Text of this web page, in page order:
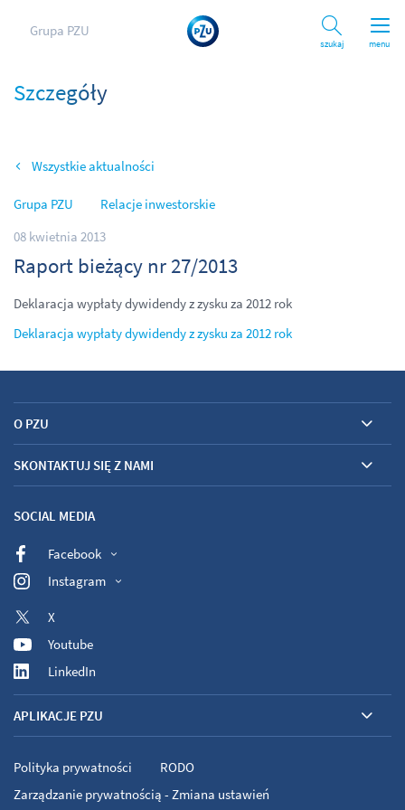
menu
Grupa PZU
Szukaj
Szczegóły
Wszystkie aktualności
Grupa PZU
Relacje inwestorskie
08 kwietnia 2013
Raport bieżący nr 27/2013
Deklaracja wypłaty dywidendy z zysku za 2012 rok
Deklaracja wypłaty dywidendy z zysku za 2012 rok
O PZU
SKONTAKTUJ SIĘ Z NAMI
SOCIAL MEDIA
Facebook
Instagram
X
Youtube
LinkedIn
APLIKACJE PZU
Polityka prywatności
RODO
Zarządzanie prywatnością - Zmiana ustawień